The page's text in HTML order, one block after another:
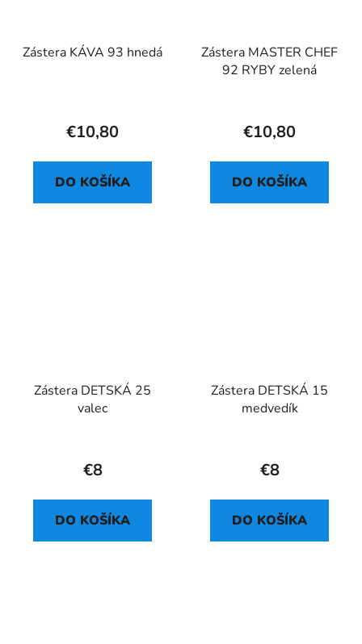
Zástera KÁVA 93 hnedá
€10,80
DO KOŠÍKA
Zástera MASTER CHEF
92 RYBY zelená
€10,80
DO KOŠÍKA
Zástera DETSKÁ 25
valec
€8
DO KOŠÍKA
Zástera DETSKÁ 15
medvedík
€8
DO KOŠÍKA